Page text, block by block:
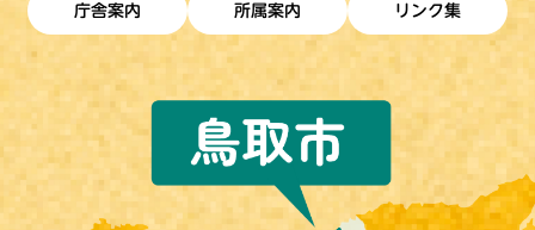
庁舎案内 所属案内 リンク集